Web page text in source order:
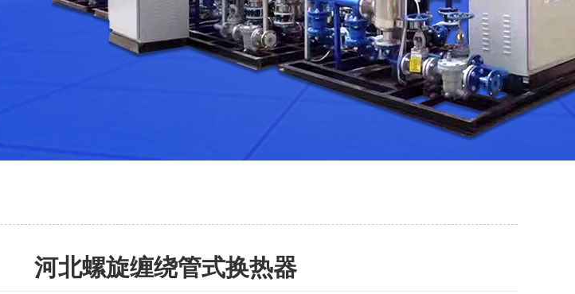
河北螺旋缠绕管式换热器